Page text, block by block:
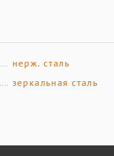
нерж. сталь
зеркальная сталь